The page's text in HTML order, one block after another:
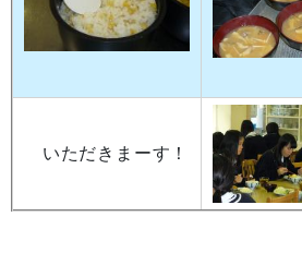
いただきまーす！